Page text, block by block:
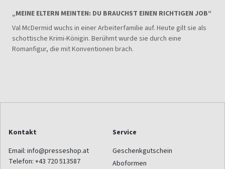
„MEINE ELTERN MEINTEN: DU BRAUCHST EINEN RICHTIGEN JOB“
Val McDermid wuchs in einer Arbeiterfamilie auf. Heute gilt sie als
schottische Krimi-Königin. Berühmt wurde sie durch eine
Romanfigur, die mit Konventionen brach.
Kontakt
Email: info@presseshop.at
Telefon: +43 720 513587
Service
Geschenkgutschein
Aboformen